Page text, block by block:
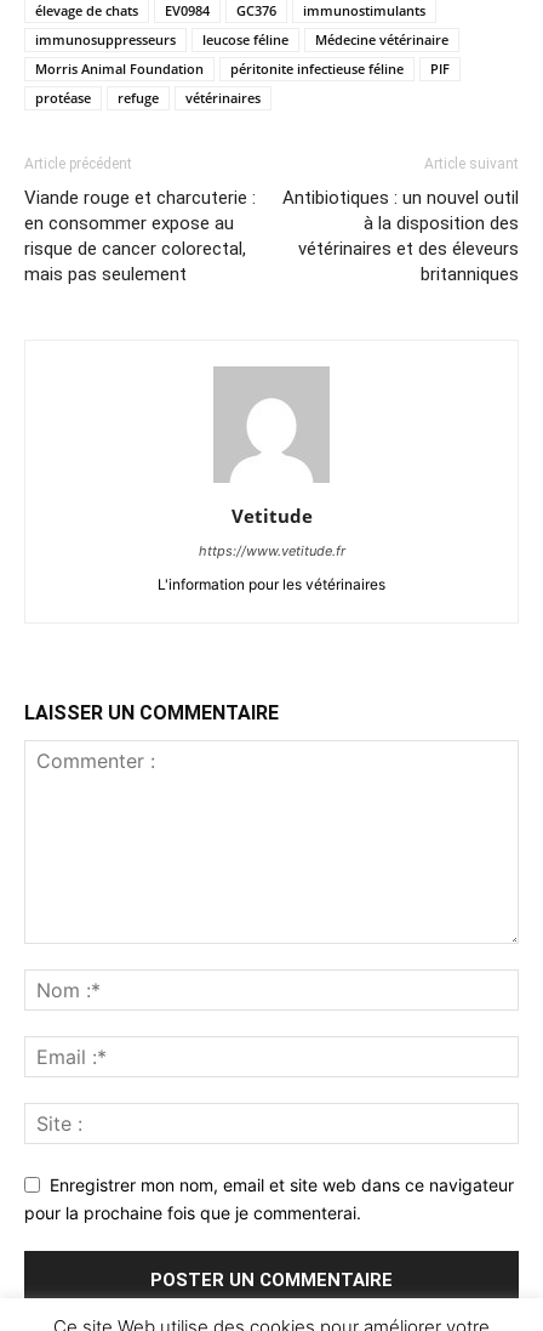
élevage de chats
EV0984 GC376
immunostimulants
immunosuppresseurs
leucose féline
Médecine vétérinaire
Morris Animal Foundation
péritonite infectieuse féline
PIF
protéase
refuge vétérinaires
Article précédent
Viande rouge et charcuterie :
en consommer expose au
risque de cancer colorectal,
mais pas seulement
Article suivant
Antibiotiques : un nouvel outil
à la disposition des
vétérinaires et des éleveurs
britanniques
Vetitude
https://www.vetitude.fr
L'information pour les vétérinaires
LAISSER UN COMMENTAIRE
Enregistrer mon nom, email et site web dans ce navigateur
pour la prochaine fois que je commenterai.